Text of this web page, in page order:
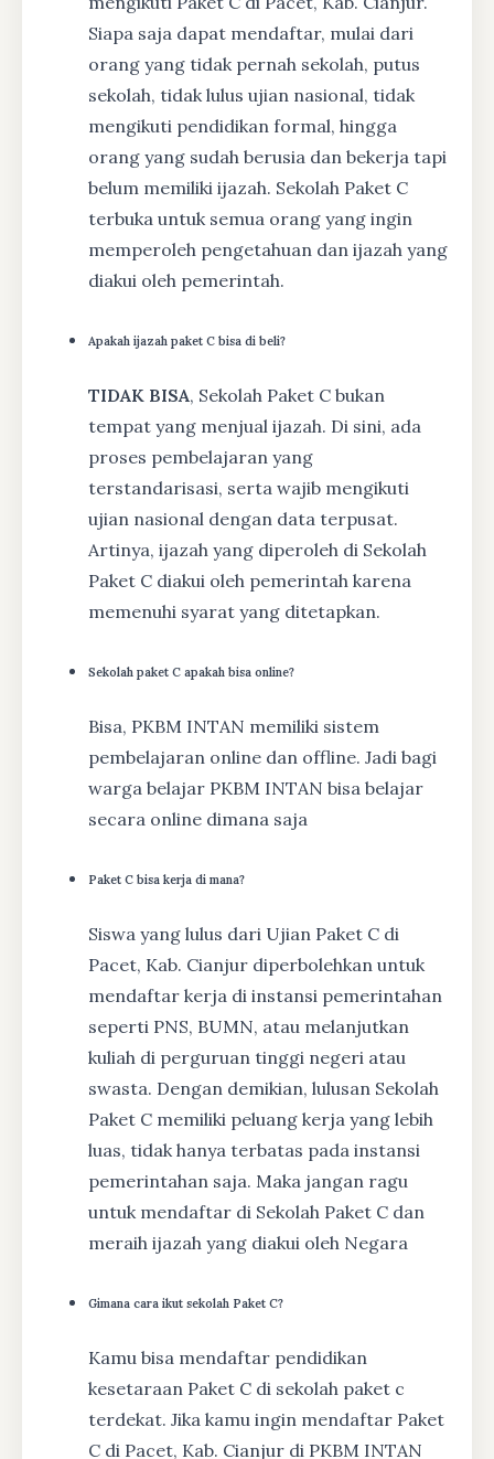
Siapa saja dapat mendaftar, mulai dari
orang yang tidak pernah sekolah, putus
sekolah, tidak lulus ujian nasional, tidak
mengikuti pendidikan formal, hingga
orang yang sudah berusia dan bekerja tapi
belum memiliki ijazah. Sekolah Paket C
terbuka untuk semua orang yang ingin
memperoleh pengetahuan dan ijazah yang
diakui oleh pemerintah.
Apakah ijazah paket C bisa di beli?
TIDAK BISA, Sekolah Paket C bukan
tempat yang menjual ijazah. Di sini, ada
proses pembelajaran yang
terstandarisasi, serta wajib mengikuti
ujian nasional dengan data terpusat.
Artinya, ijazah yang diperoleh di Sekolah
Paket C diakui oleh pemerintah karena
memenuhi syarat yang ditetapkan.
Sekolah paket C apakah bisa online?
Bisa, PKBM INTAN memiliki sistem
pembelajaran online dan offline. Jadi bagi
warga belajar PKBM INTAN bisa belajar
secara online dimana saja
Paket C bisa kerja di mana?
Siswa yang lulus dari Ujian Paket C di
Pacet, Kab. Cianjur diperbolehkan untuk
mendaftar kerja di instansi pemerintahan
seperti PNS, BUMN, atau melanjutkan
kuliah di perguruan tinggi negeri atau
swasta. Dengan demikian, lulusan Sekolah
Paket C memiliki peluang kerja yang lebih
luas, tidak hanya terbatas pada instansi
pemerintahan saja. Maka jangan ragu
untuk mendaftar di Sekolah Paket C dan
meraih ijazah yang diakui oleh Negara
Gimana cara ikut sekolah Paket C?
Kamu bisa mendaftar pendidikan
kesetaraan Paket C di sekolah paket c
terdekat. Jika kamu ingin mendaftar Paket
C di Pacet, Kab. Cianjur di PKBM INTAN